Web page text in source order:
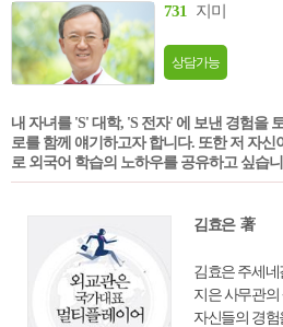
하게 된 것일
환만으로도 이
생각하고 유연
731 지미
상담가능
내 자녀를 'S' 대학, 'S 전자' 에 보낸 경험을
로를 함께 얘기하고자 합니다. 또한 저 자
로 외국어 학습의 노하우를 공유하고 싶습
김효은 著
김효은 주세
지은 사무관
자신들의 경